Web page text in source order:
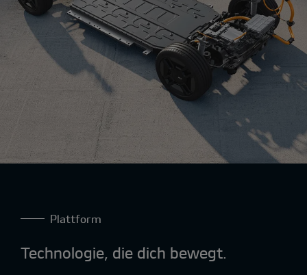
Plattform
Technologie, die dich bewegt.